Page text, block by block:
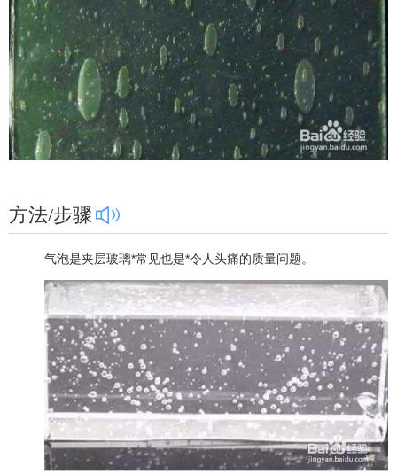
方法/步骤
气泡是夹层玻璃*常见也是*令人头痛的质量问题。